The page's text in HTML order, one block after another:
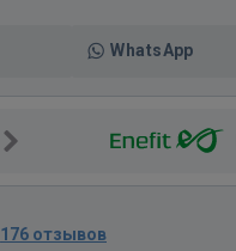
WhatsApp
176 отзывов